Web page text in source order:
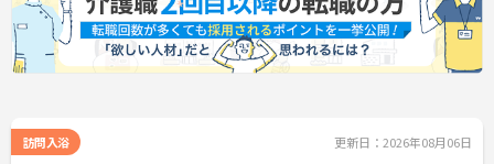
時点）があり資格取得支援制度も完備しているため
パートから正社員を目指し着実にキャリアアップで
きるやりがいのある環境です。
ケアを行うため、介護業界が初めての方や無資格の
訪問入浴 更新日：2026年08月06日